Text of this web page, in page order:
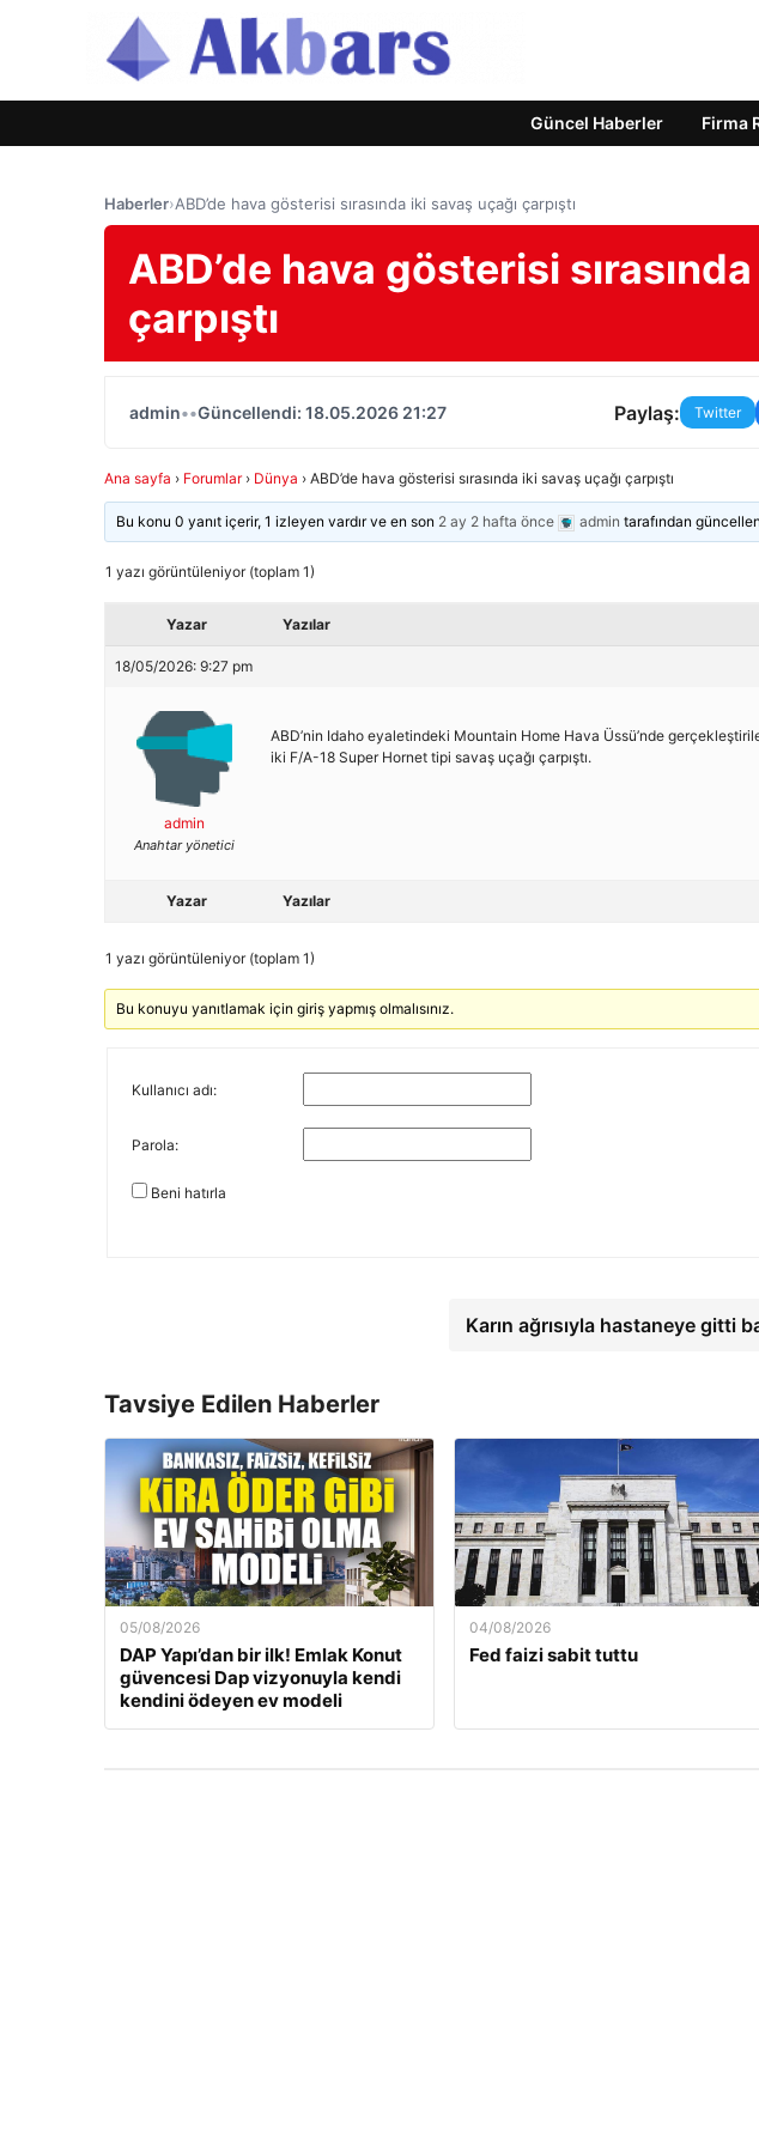
Güncel Haberler Firma
Haberler›ABD’de hava gösterisi sırasında iki savaş uçağı çarpıştı
ABD’de hava gösterisi
çarpıştı
admin••Güncellendi: 18.05.2026 21:27 Paylaş: Twitter
Ana sayfa › Forumlar › Dünya › ABD’de hava gösterisi sırasında iki savaş uçağı çarpıştı
Bu konu 0 yanıt içerir, 1 izleyen vardır ve en son 2 ay 2 hafta önce admin tarafından
1 yazı görüntüleniyor (toplam 1)
Yazar Yazılar
18/05/2026: 9:27 pm
admin
Anahtar yönetici
ABD’nin Idaho eyaletindeki Mountain Home Hava Üssü’nde
iki F/A-18 Super Hornet tipi savaş uçağı çarpıştı.
Yazar Yazılar
1 yazı görüntüleniyor (toplam 1)
Bu konuyu yanıtlamak için giriş yapmış olmalısınız.
Kullanıcı adı:
Parola:
Beni hatırla
Karın ağrısıyla hastaneye gitti
Tavsiye Edilen Haberler
05/08/2026
DAP Yapı’dan bir ilk! Emlak Konut
güvencesi Dap vizyonuyla kendi
kendini ödeyen ev modeli
04/08/2026
Fed faizi sabit tuttu